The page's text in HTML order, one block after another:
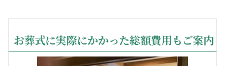
お葬式に実際にかかった総額費用もご案内